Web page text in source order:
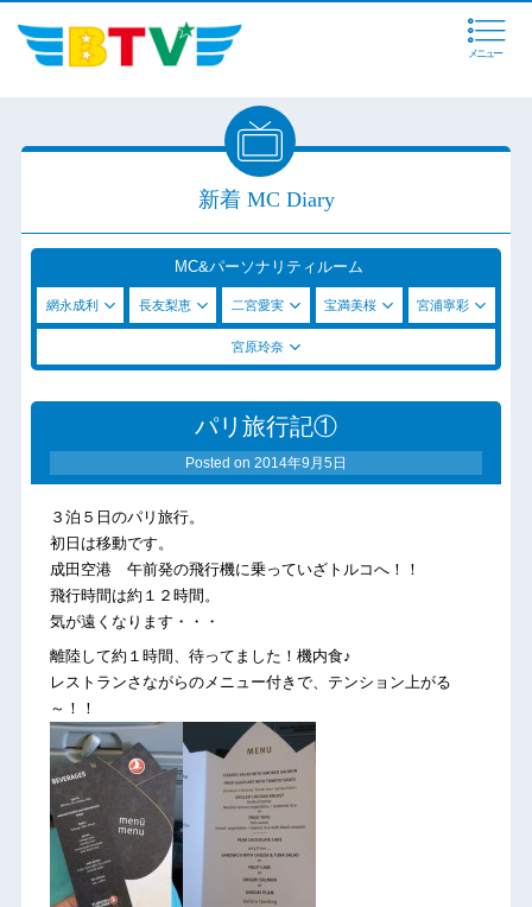
メニュー
新着 MC Diary
MC&パーソナリティルーム
網永成利 長友梨恵 二宮愛実 宝満美桜 宮浦寧彩
宮原玲奈
パリ旅行記①
Posted on 2014年9月5日
３泊５日のパリ旅行。
初日は移動です。
成田空港 午前発の飛行機に乗っていざトルコへ！！
飛行時間は約１２時間。
気が遠くなります・・・
離陸して約１時間、待ってました！機内食♪
レストランさながらのメニュー付きで、テンション上がる
～！！